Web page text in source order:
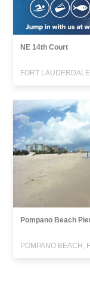
NE 14th Court
FORT
Pompano Beach
POMPANO BEACH,